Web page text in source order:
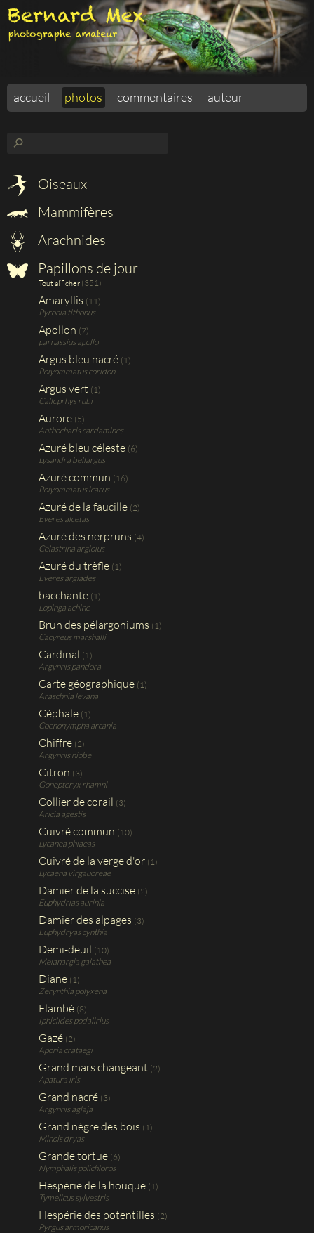
accueil photos commentaires auteur
⚲
Oiseaux
Mammifères
Arachnides
Papillons de jour
Tout afficher (351)
Amaryllis (11)
Pyronia tithonus
Apollon (7)
parnassius apollo
Argus bleu nacré (1)
Polyommatus coridon
Argus vert (1)
Calloprhys rubi
Aurore (5)
Anthocharis cardamines
Azuré bleu céleste (6)
Lysandra bellargus
Azuré commun (16)
Polyommatus icarus
Azuré de la faucille (2)
Everes alcetas
Azuré des nerpruns (4)
Celastrina argiolus
Azuré du trèfle (1)
Everes argiades
bacchante (1)
Lopinga achine
Brun des pélargoniums (1)
Cacyreus marshalli
Cardinal (1)
Argynnis pandora
Carte géographique (1)
Araschnia levana
Céphale (1)
Coenonympha arcania
Chiffre (2)
Argynnis niobe
Citron (3)
Gonepteryx rhamni
Collier de corail (3)
Aricia agestis
Cuivré commun (10)
Lycanea phlaeas
Cuivré de la verge d'or (1)
Lycaena virgauoreae
Damier de la succise (2)
Euphydrias aurinia
Damier des alpages (3)
Euphydryas cynthia
Demi-deuil (10)
Melanargia galathea
Diane (1)
Zerynthia polyxena
Flambé (8)
Iphiclides podalirius
Gazé (2)
Aporia crataegi
Grand mars changeant (2)
Apatura iris
Grand nacré (3)
Argynnis aglaja
Grand nègre des bois (1)
Minois dryas
Grande tortue (6)
Nymphalis polichloros
Hespérie de la houque (1)
Tymelicus sylvestris
Hespérie des potentilles (2)
Pyrgus armoricanus